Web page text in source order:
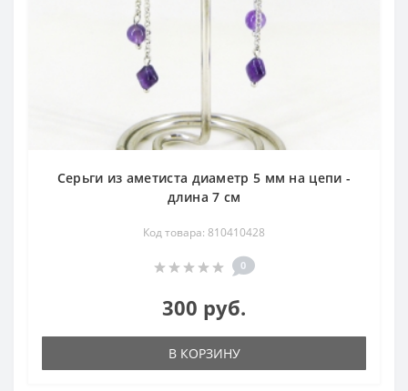
Серьги из аметиста диаметр 5 мм на цепи -
длина 7 см
Код товара: 810410428
0
300 руб.
В КОРЗИНУ